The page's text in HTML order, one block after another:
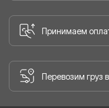
Принимаем
Перевозим груз